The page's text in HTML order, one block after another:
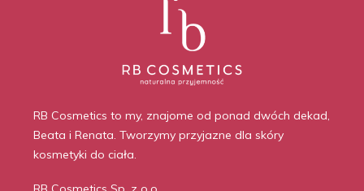
RB Cosmetics to my, znajome od ponad dwóch dekad,
Beata i Renata. Tworzymy przyjazne dla skóry
kosmetyki do ciała.